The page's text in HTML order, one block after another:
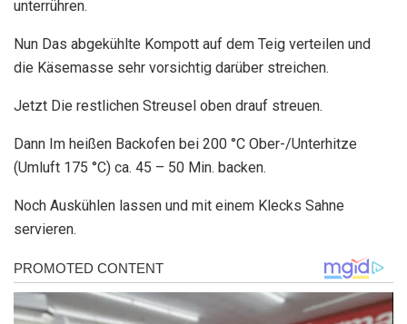
unterrühren.
Nun Das abgekühlte Kompott auf dem Teig verteilen und
die Käsemasse sehr vorsichtig darüber streichen.
Jetzt Die restlichen Streusel oben drauf streuen.
Dann Im heißen Backofen bei 200 °C Ober-/Unterhitze
(Umluft 175 °C) ca. 45 – 50 Min. backen.
Noch Auskühlen lassen und mit einem Klecks Sahne
servieren.